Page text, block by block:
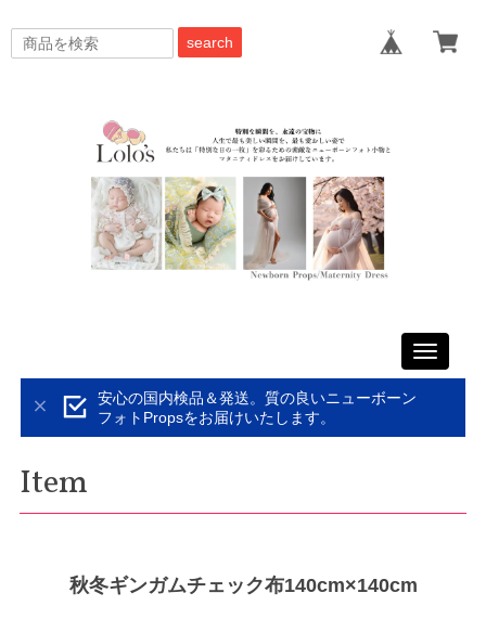
search
Toggle
安心の国内検品＆発送。質の良いニューボーン
フォトPropsをお届けいたします。
Item
秋冬ギンガムチェック布140cm×140cm